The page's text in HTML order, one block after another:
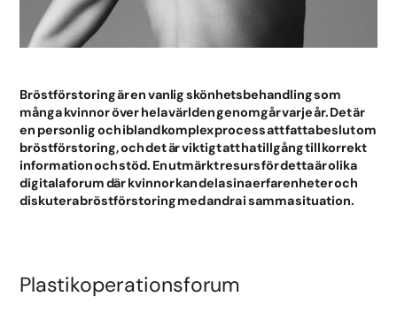
Bröstförstoring är en vanlig skönhetsbehandling som
många kvinnor över hela världen genomgår varje år. Det är
en personlig och ibland komplex process att fatta beslut om
bröstförstoring, och det är viktigt att ha tillgång till korrekt
information och stöd. En utmärkt resurs för detta är olika
digitala forum där kvinnor kan dela sina erfarenheter och
diskutera bröstförstoring med andra i samma situation.
Plastikoperationsforum